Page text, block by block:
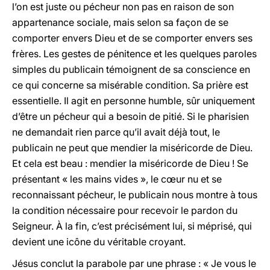
l’on est juste ou pécheur non pas en raison de son
appartenance sociale, mais selon sa façon de se
comporter envers Dieu et de se comporter envers ses
frères. Les gestes de pénitence et les quelques paroles
simples du publicain témoignent de sa conscience en
ce qui concerne sa misérable condition. Sa prière est
essentielle. Il agit en personne humble, sûr uniquement
d’être un pécheur qui a besoin de pitié. Si le pharisien
ne demandait rien parce qu’il avait déjà tout, le
publicain ne peut que mendier la miséricorde de Dieu.
Et cela est beau : mendier la miséricorde de Dieu ! Se
présentant « les mains vides », le cœur nu et se
reconnaissant pécheur, le publicain nous montre à tous
la condition nécessaire pour recevoir le pardon du
Seigneur. À la fin, c’est précisément lui, si méprisé, qui
devient une icône du véritable croyant.
Jésus conclut la parabole par une phrase : « Je vous le